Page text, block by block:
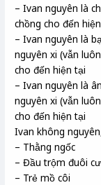
– Ivan nguyên là
chồng cho đến
– Ivan nguyên là
nguyên xi (vẫn
cho đến hiện tại
– Ivan nguyên là
nguyên xi (vẫn
cho đến hiện tại
Ivan không
– Thằng ngốc
– Đầu trộm đuôi
– Trẻ mồ côi